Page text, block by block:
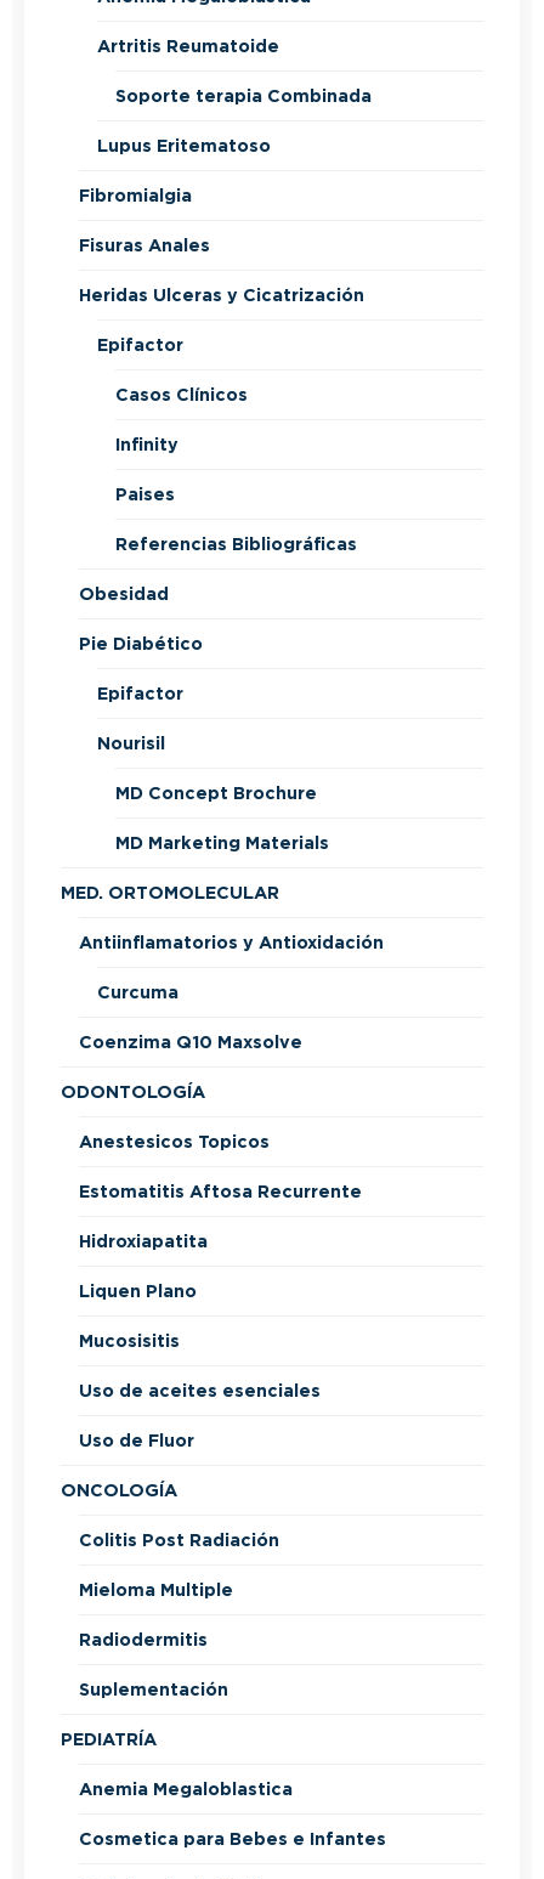
Artritis Reumatoide
Soporte terapia Combinada
Lupus Eritematoso
Fibromialgia
Fisuras Anales
Heridas Ulceras y Cicatrización
Epifactor
Casos Clínicos
Infinity
Paises
Referencias Bibliográficas
Obesidad
Pie Diabético
Epifactor
Nourisil
MD Concept Brochure
MD Marketing Materials
MED. ORTOMOLECULAR
Antiinflamatorios y Antioxidación
Curcuma
Coenzima Q10 Maxsolve
ODONTOLOGÍA
Anestesicos Topicos
Estomatitis Aftosa Recurrente
Hidroxiapatita
Liquen Plano
Mucosisitis
Uso de aceites esenciales
Uso de Fluor
ONCOLOGÍA
Colitis Post Radiación
Mieloma Multiple
Radiodermitis
Suplementación
PEDIATRÍA
Anemia Megaloblastica
Cosmetica para Bebes e Infantes